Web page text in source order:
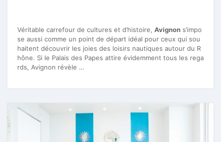
Véritable carrefour de cultures et d’histoire, Avignon s’impo
se aussi comme un point de départ idéal pour ceux qui sou
haitent découvrir les joies des loisirs nautiques autour du R
hône. Si le Palais des Papes attire évidemment tous les rega
rds, Avignon révèle …